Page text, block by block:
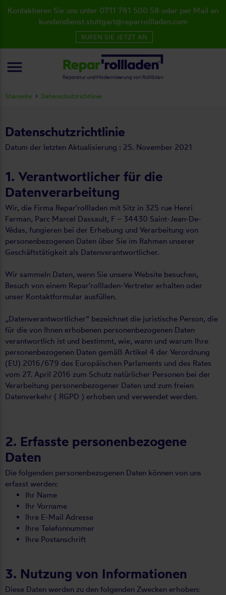
Datenschutzrichtlinie
Datum der letzten Aktualisierung : 25. November 2021
1. Verantwortlicher für die
Datenverarbeitung
Wir, die Firma Repar'rollladen mit Sitz in 325 rue Henri
Farman, Parc Marcel Dassault, F – 34430 Saint-Jean-De-
Védas, fungieren bei der Erhebung und Verarbeitung von
personenbezogenen Daten über Sie im Rahmen unserer
Geschäftstätigkeit als Datenverantwortlicher.
Wir sammeln Daten, wenn Sie unsere Website besuchen,
Besuch von einem Repar'rollladen-Vertreter erhalten oder
unser Kontaktformular ausfüllen.
„Datenverantwortlicher“ bezeichnet die juristische Person, die
für die von Ihnen erhobenen personenbezogenen Daten
verantwortlich ist und bestimmt, wie, wann und warum Ihre
personenbezogenen Daten gemäß Artikel 4 der Verordnung
(EU) 2016/679 des Europäischen Parlaments und des Rates
vom 27. April 2016 zum Schutz natürlicher Personen bei der
Verarbeitung personenbezogener Daten und zum freien
Datenverkehr ( RGPD ) erhoben und verwendet werden.
2. Erfasste personenbezogene
Daten
Die folgenden personenbezogenen Daten können von uns
erfasst werden:
Ihr Name
Ihr Vorname
Ihre E-Mail Adresse
Ihre Telefonnummer
Ihre Postanschrift
3. Nutzung von Informationen
Diese Daten werden zu den folgenden Zwecken erhoben:
Starseite Datenschutzrichtlinie
Kontaktieren Sie uns unter 0711 781 500 58 oder per Mail an
kundendienst.stuttgart@reparrollladen.com
RUFEN SIE JETZT AN
menu